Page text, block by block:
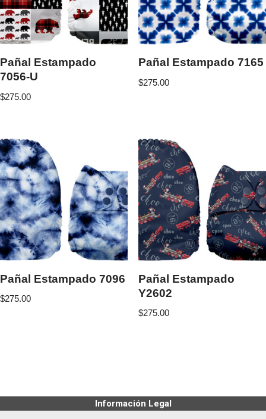
Pañal Estampado
7056-U
$275.00
Pañal Estampado 7165
$275.00
Pañal Estampado 7096
$275.00
Pañal Estampado
Y2602
$275.00
Información Legal